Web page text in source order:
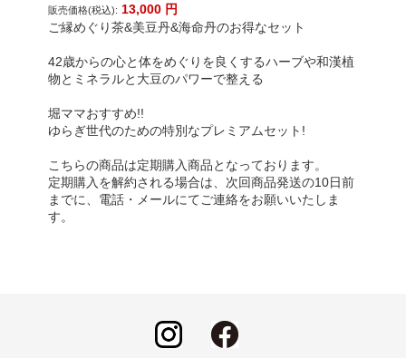
販売価格(税込): 13,000 円
ご縁めぐり茶&美豆丹&海命丹のお得なセット
42歳からの心と体をめぐりを良くするハーブや和漢植
物とミネラルと大豆のパワーで整える
堀ママおすすめ!!
ゆらぎ世代のための特別なプレミアムセット!
こちらの商品は定期購入商品となっております。
定期購入を解約される場合は、次回商品発送の10日前
までに、電話・メールにてご連絡をお願いいたしま
す。